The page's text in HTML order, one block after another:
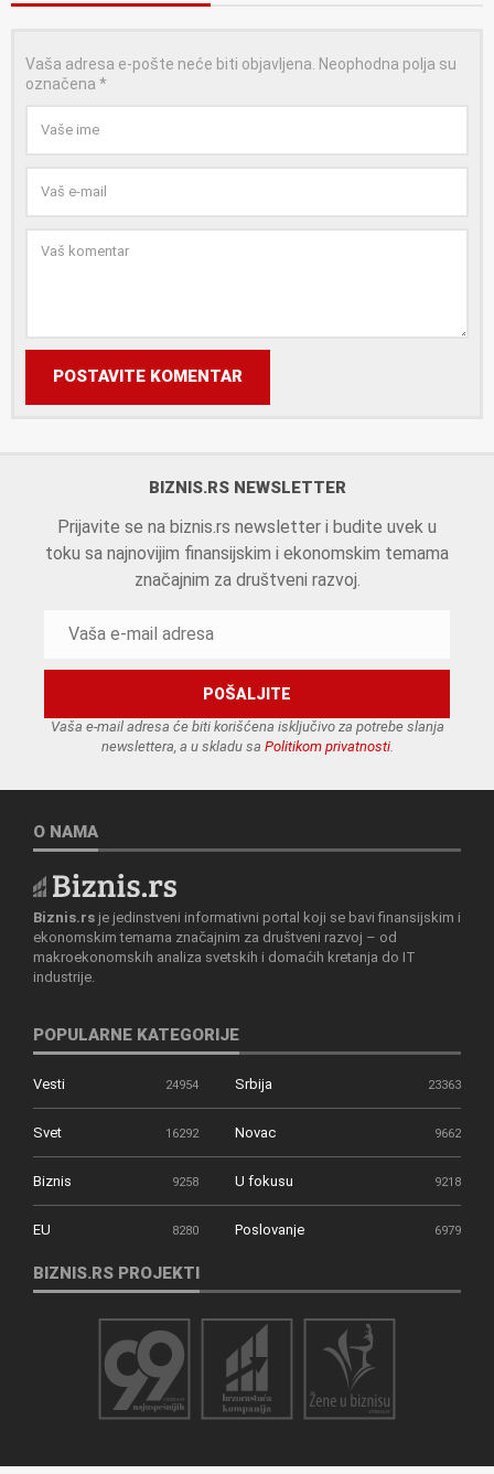
Vaša adresa e-pošte neće biti objavljena. Neophodna polja su
označena *
POSTAVITE KOMENTAR
BIZNIS.RS NEWSLETTER
Prijavite se na biznis.rs newsletter i budite uvek u
toku sa najnovijim finansijskim i ekonomskim temama
značajnim za društveni razvoj.
Vaša e-mail adresa će biti korišćena isključivo za potrebe slanja
newslettera, a u skladu sa Politikom privatnosti.
O NAMA
Biznis.rs je jedinstveni informativni portal koji se bavi finansijskim i
ekonomskim temama značajnim za društveni razvoj – od
makroekonomskih analiza svetskih i domaćih kretanja do IT
industrije.
POPULARNE KATEGORIJE
Vesti 24954 Srbija 23363
Svet 16292 Novac 9662
Biznis 9258 U fokusu 9218
EU 8280 Poslovanje 6979
BIZNIS.RS PROJEKTI